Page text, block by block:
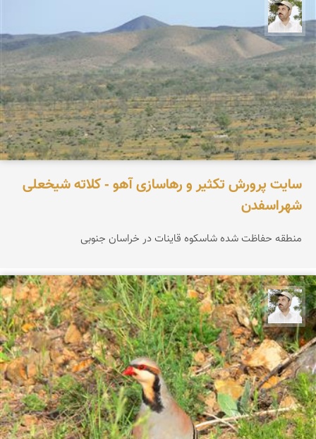
سایت پرورش تکثیر و رهاسازی آهو - کلاته شیخعلی
شهراسفدن
منطقه حفاظت شده شاسکوه قاینات در خراسان جنوبی
محسن ملایی